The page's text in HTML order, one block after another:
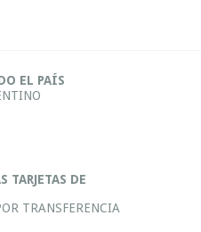
EL PAÍS
TARJETAS DE
TRANSFERENCIA